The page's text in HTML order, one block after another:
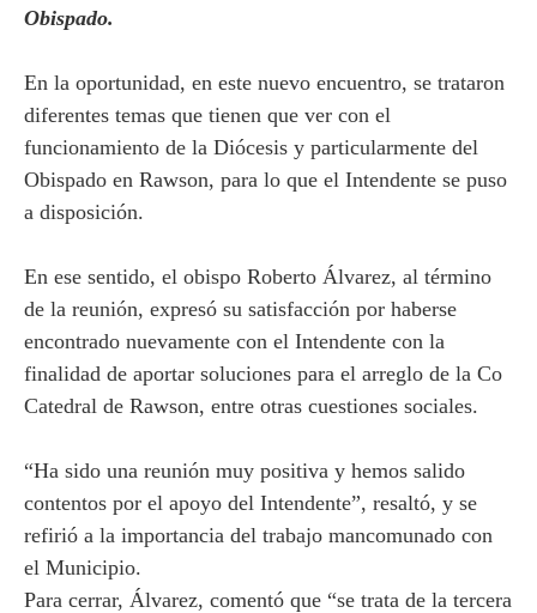
Obispado.
En la oportunidad, en este nuevo encuentro, se trataron
diferentes temas que tienen que ver con el
funcionamiento de la Diócesis y particularmente del
Obispado en Rawson, para lo que el Intendente se puso
a disposición.
En ese sentido, el obispo Roberto Álvarez, al término
de la reunión, expresó su satisfacción por haberse
encontrado nuevamente con el Intendente con la
finalidad de aportar soluciones para el arreglo de la Co
Catedral de Rawson, entre otras cuestiones sociales.
“Ha sido una reunión muy positiva y hemos salido
contentos por el apoyo del Intendente”, resaltó, y se
refirió a la importancia del trabajo mancomunado con
el Municipio.
Para cerrar, Álvarez, comentó que “se trata de la tercera